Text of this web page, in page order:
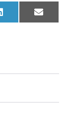
LinkedIn Email